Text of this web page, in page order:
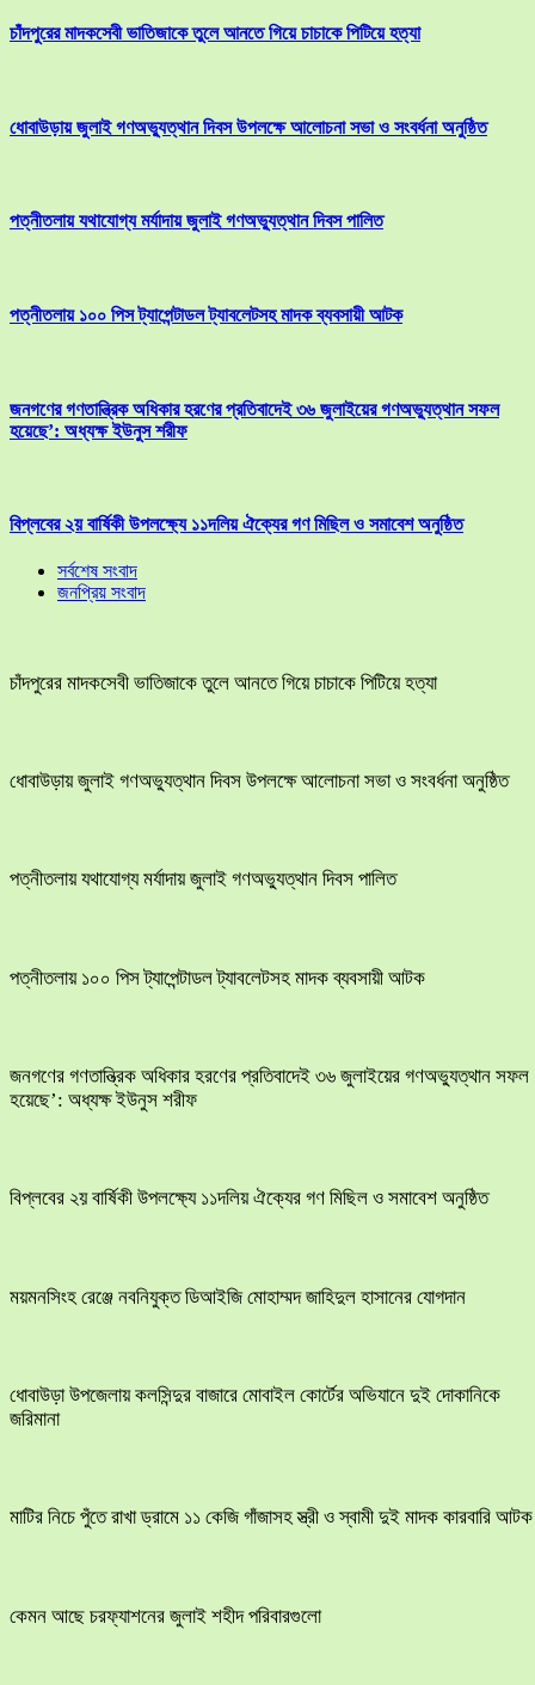
চাঁদপুরের মাদকসেবী ভাতিজাকে তুলে আনতে গিয়ে চাচাকে পিটিয়ে হত্যা
ধোবাউড়ায় জুলাই গণঅভ্যুত্থান দিবস উপলক্ষে আলোচনা সভা ও সংবর্ধনা অনুষ্ঠিত
পত্নীতলায় যথাযোগ্য মর্যাদায় জুলাই গণঅভ্যুত্থান দিবস পালিত
পত্নীতলায় ১০০ পিস ট্যাপেন্টাডল ট্যাবলেটসহ মাদক ব্যবসায়ী আটক
জনগণের গণতান্ত্রিক অধিকার হরণের প্রতিবাদেই ৩৬ জুলাইয়ের গণঅভ্যুত্থান সফল
হয়েছে’: অধ্যক্ষ ইউনুস শরীফ
বিপ্লবের ২য় বার্ষিকী উপলক্ষ্যে ১১দলিয় ঐক্যের গণ মিছিল ও সমাবেশ অনুষ্ঠিত
সর্বশেষ সংবাদ
জনপ্রিয় সংবাদ
চাঁদপুরের মাদকসেবী ভাতিজাকে তুলে আনতে গিয়ে চাচাকে পিটিয়ে হত্যা
ধোবাউড়ায় জুলাই গণঅভ্যুত্থান দিবস উপলক্ষে আলোচনা সভা ও সংবর্ধনা অনুষ্ঠিত
পত্নীতলায় যথাযোগ্য মর্যাদায় জুলাই গণঅভ্যুত্থান দিবস পালিত
পত্নীতলায় ১০০ পিস ট্যাপেন্টাডল ট্যাবলেটসহ মাদক ব্যবসায়ী আটক
জনগণের গণতান্ত্রিক অধিকার হরণের প্রতিবাদেই ৩৬ জুলাইয়ের গণঅভ্যুত্থান সফল
হয়েছে’: অধ্যক্ষ ইউনুস শরীফ
বিপ্লবের ২য় বার্ষিকী উপলক্ষ্যে ১১দলিয় ঐক্যের গণ মিছিল ও সমাবেশ অনুষ্ঠিত
ময়মনসিংহ রেঞ্জে নবনিযুক্ত ডিআইজি মোহাম্মদ জাহিদুল হাসানের যোগদান
ধোবাউড়া উপজেলায় কলসিন্দুর বাজারে মোবাইল কোর্টের অভিযানে দুই দোকানিকে
জরিমানা
মাটির নিচে পুঁতে রাখা ড্রামে ১১ কেজি গাঁজাসহ স্ত্রী ও স্বামী দুই মাদক কারবারি আটক
কেমন আছে চরফ্যাশনের জুলাই শহীদ পরিবারগুলো